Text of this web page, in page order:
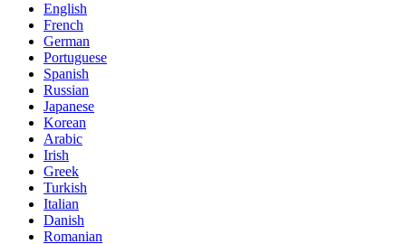
English
French
German
Portuguese
Spanish
Russian
Japanese
Korean
Arabic
Irish
Greek
Turkish
Italian
Danish
Romanian